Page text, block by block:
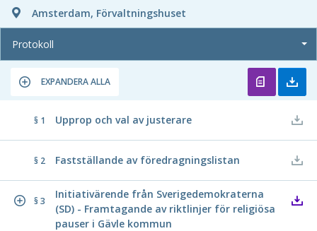
Amsterdam, Förvaltningshuset
Protokoll
EXPANDERA ALLA
§ 1 Upprop och val av justerare
§ 2 Fastställande av föredragningslistan
§ 3
Initiativärende från Sverigedemokraterna
(SD) - Framtagande av riktlinjer för religiösa
pauser i Gävle kommun